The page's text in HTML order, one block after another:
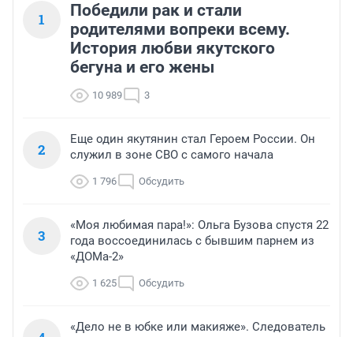
1
Победили рак и стали
родителями вопреки всему.
История любви якутского
бегуна и его жены
10 989 3
2
Еще один якутянин стал Героем России. Он
служил в зоне СВО с самого начала
1 796 Обсудить
3
«Моя любимая пара!»: Ольга Бузова спустя 22
года воссоединилась с бывшим парнем из
«ДОМа-2»
1 625 Обсудить
«Дело не в юбке или макияже». Следователь